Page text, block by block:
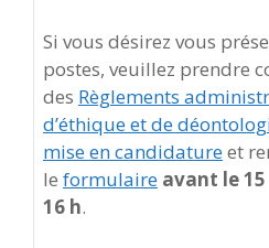
Si vous désirez vous
postes, veuillez prendre
des Règlements
d’éthique et de
mise en candidatureet
le formulaire avant le
16 h.